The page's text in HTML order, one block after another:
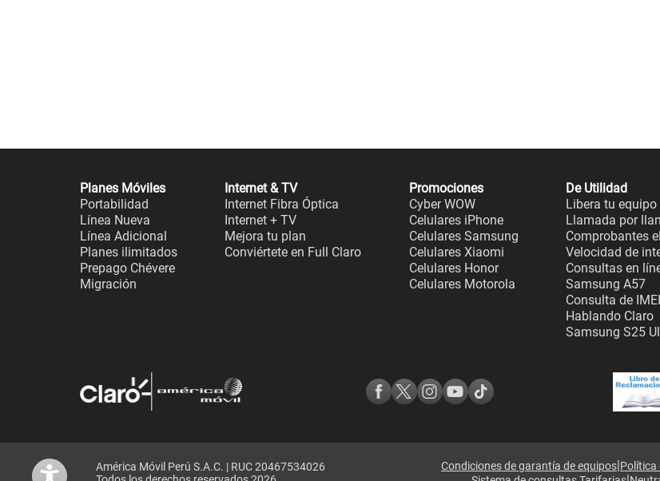
Planes Móviles
Portabilidad
Línea Nueva
Línea Adicional
Planes ilimitados
Prepago Chévere
Migración
Internet & TV
Internet Fibra Óptica
Internet + TV
Mejora tu plan
Conviértete en Full Claro
Promociones
Cyber WOW
Celulares iPhone
Celulares Samsung
Celulares Xiaomi
Celulares Honor
Celulares Motorola
De Utilidad
Libera tu
Llamada por
Comprobantes
Velocidad de
Consultas en
Samsung A57
Consulta de IMEI
Hablando Claro
Samsung S25
América Móvil Perú S.A.C. | RUC 20467534026
Condiciones de garantía de equipos|Política